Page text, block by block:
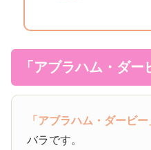
「アブラハム・ダ
「アブラハム・ダービー
バラです。